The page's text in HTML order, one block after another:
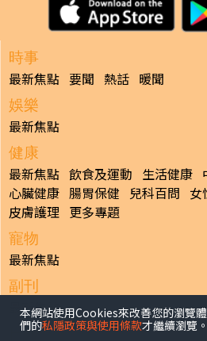
時事
最新焦點 要聞 熱話 暖聞
娛樂
最新焦點
健康
最新焦點 飲食及運動 生活健康
心臟健康 腸胃保健 兒科百問 女
皮膚護理 更多專題
寵物
最新焦點
副刊
最新焦點
日報
本網站使用Cookies來改善您的瀏覽
們的私隱政策與使用條款才繼續瀏覽。